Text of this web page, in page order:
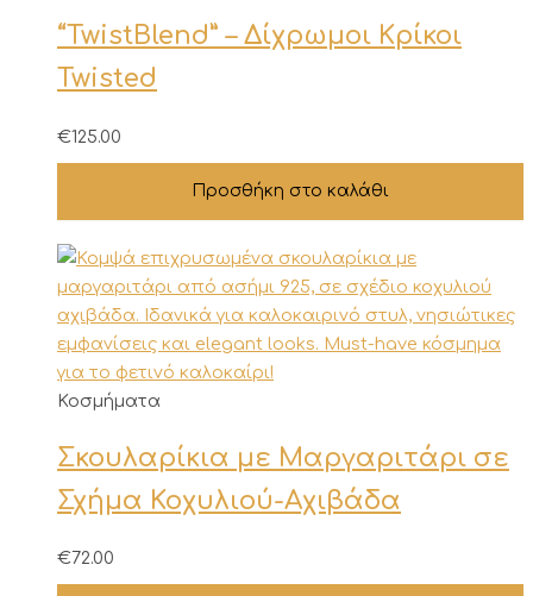
“TwistBlend” – Δίχρωμοι Κρίκοι
Twisted
€125.00
Προσθήκη στο καλάθι
Κοσμήματα
Σκουλαρίκια με Μαργαριτάρι σε
Σχήμα Κοχυλιού-Αχιβάδα
€72.00
Αυτό
προϊόν
έχει
πολλαπλές
Οι